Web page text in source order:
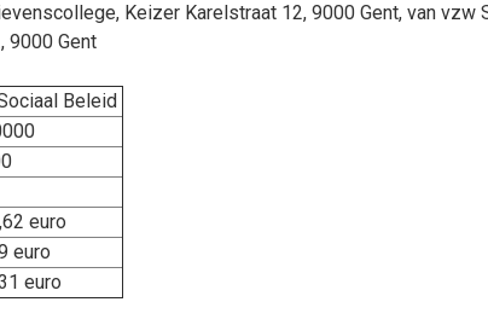
Keizer Karelstraat 12, 9000 Gent, van vzw
9000 Gent
Beleid
euro
euro
euro